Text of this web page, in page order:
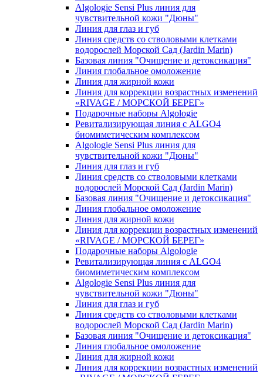
Algologie Sensi Plus линия для
чувcтвительной кожи "Дюны"
Линия для глаз и губ
Линия средств со стволовыми клетками
водорослей Морской Сад (Jardin Marin)
Базовая линия "Очищение и детоксикация"
Линия глобальное омоложение
Линия для жирной кожи
Линия для коррекции возрастных изменений
«RIVAGE / МОРСКОЙ БЕРЕГ»
Подарочные наборы Algologie
Ревитализирующая линия с ALGO4
биомиметическим комплексом
Algologie Sensi Plus линия для
чувcтвительной кожи "Дюны"
Линия для глаз и губ
Линия средств со стволовыми клетками
водорослей Морской Сад (Jardin Marin)
Базовая линия "Очищение и детоксикация"
Линия глобальное омоложение
Линия для жирной кожи
Линия для коррекции возрастных изменений
«RIVAGE / МОРСКОЙ БЕРЕГ»
Подарочные наборы Algologie
Ревитализирующая линия с ALGO4
биомиметическим комплексом
Algologie Sensi Plus линия для
чувcтвительной кожи "Дюны"
Линия для глаз и губ
Линия средств со стволовыми клетками
водорослей Морской Сад (Jardin Marin)
Базовая линия "Очищение и детоксикация"
Линия глобальное омоложение
Линия для жирной кожи
Линия для коррекции возрастных изменений